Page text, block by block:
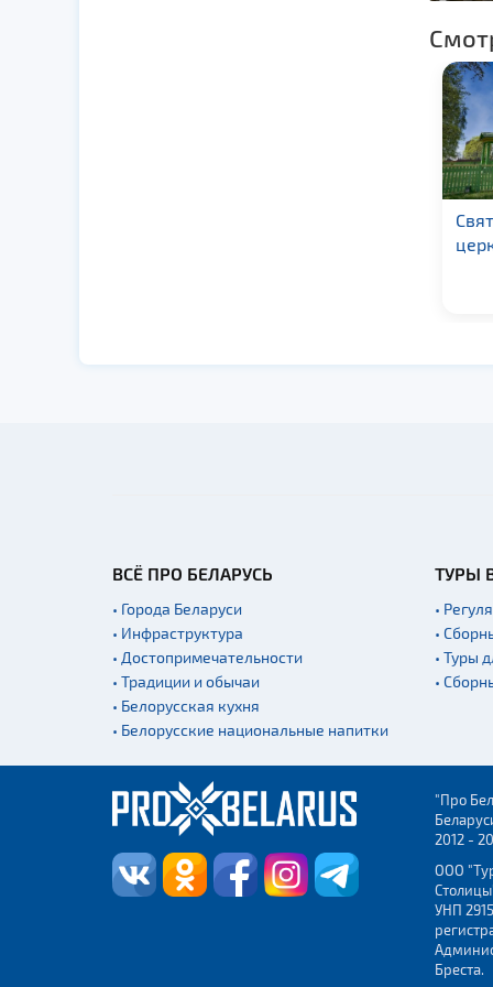
ВСЁ ПРО БЕЛАРУСЬ
• Города Беларуси
• Инфраструктура
• Достопримечательности
• Традиции и обычаи
• Белорусская кухня
• Белорусские национальные напитки
ТУРЫ
•
•
• Туры
•
"Про
2012 -
ООО
УНП
Бреста.